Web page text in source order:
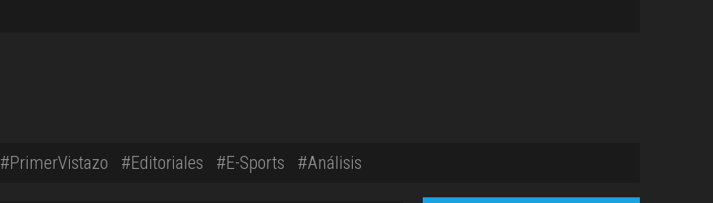
#PrimerVistazo #Editoriales #E-Sports #Análisis